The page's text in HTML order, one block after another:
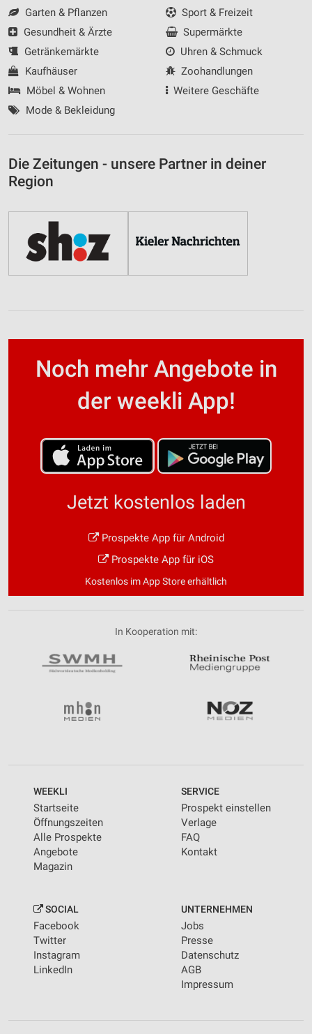
Garten & Pflanzen
Gesundheit & Ärzte
Getränkemärkte
Kaufhäuser
Möbel & Wohnen
Mode & Bekleidung
Sport & Freizeit
Supermärkte
Uhren & Schmuck
Zoohandlungen
Weitere Geschäfte
Die Zeitungen - unsere Partner in deiner
Region
Noch mehr Angebote in
der weekli App!
Jetzt kostenlos laden
Prospekte App für Android
Prospekte App für iOS
Kostenlos im App Store erhältlich
In Kooperation mit:
WEEKLI
Startseite
Öffnungszeiten
Alle Prospekte
Angebote
Magazin
SERVICE
Prospekt einstellen
Verlage
FAQ
Kontakt
SOCIAL
Facebook
Twitter
Instagram
LinkedIn
UNTERNEHMEN
Jobs
Presse
Datenschutz
AGB
Impressum